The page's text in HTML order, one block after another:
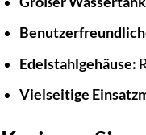
Edelstahlgehäuse:
Vielseitige